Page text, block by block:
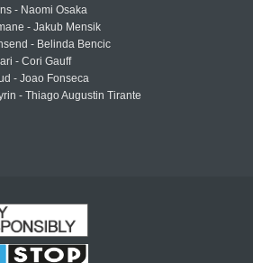
- Naomi Osaka
- Jakub Mensik
- Belinda Bencic
- Cori Gauff
- Joao Fonseca
- Thiago Augustin Tirante